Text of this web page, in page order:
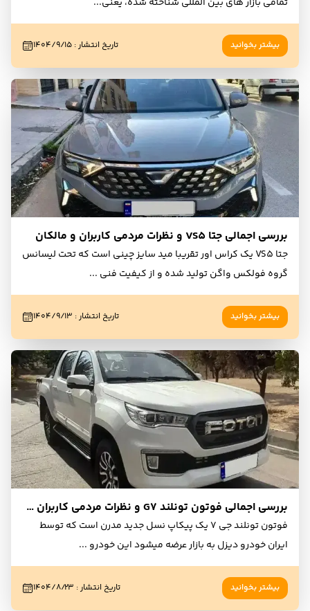
بیشتر بخوانید تاریخ انتشار: ۱۴۰۴/۹/۱۵
بررسی اجمالی جتا VS5 و نظرات مردمی کاربران و مالکان
جتا VS5 یک کراس اور تقریبا مید سایز چینی است که تحت لیسانس
گروه فولکس واگن تولید شده و از کیفیت فنی ...
بیشتر بخوانید تاریخ انتشار: ۱۴۰۴/۹/۱۳
بررسی اجمالی فوتون تونلند G7 و نظرات مردمی کاربران و مالکان
فوتون تونلند جی 7 یک پیکاپ نسل جدید مدرن است که توسط
ایران خودرو دیزل به بازار عرضه میشود این خودرو ...
بیشتر بخوانید تاریخ انتشار: ۱۴۰۴/۸/۲۳